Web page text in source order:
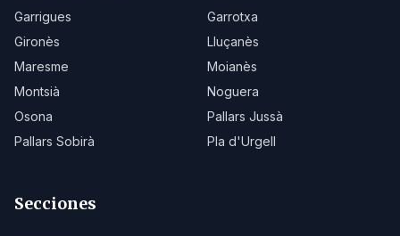
Garrigues
Garrotxa
Gironès
Lluçanès
Maresme
Moianès
Montsià
Noguera
Osona
Pallars Jussà
Pallars Sobirà
Pla d'Urgell
Secciones